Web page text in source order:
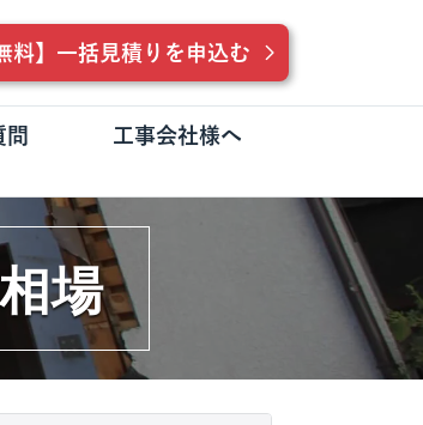
料】一括見積りを申込む
問 工事会社様へ
場